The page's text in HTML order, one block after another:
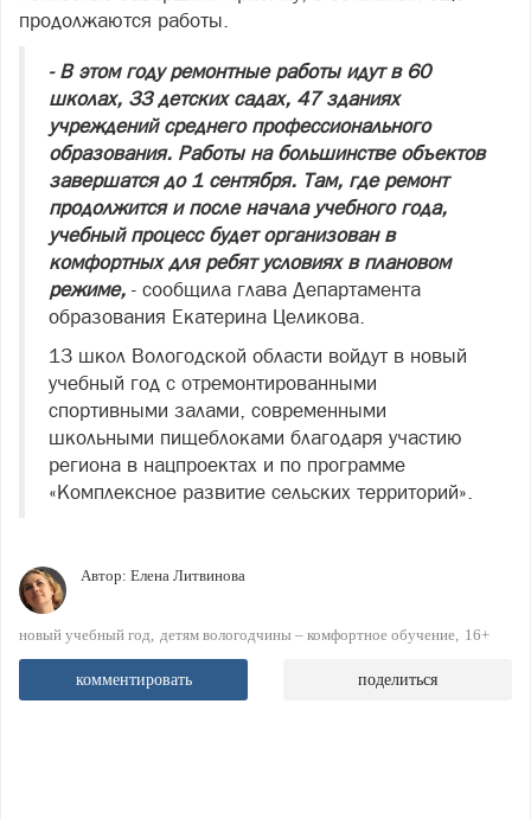
продолжаются работы.
- В этом году ремонтные работы идут в 60
школах, 33 детских садах, 47 зданиях
учреждений среднего профессионального
образования. Работы на большинстве объектов
завершатся до 1 сентября. Там, где ремонт
продолжится и после начала учебного года,
учебный процесс будет организован в
комфортных для ребят условиях в плановом
режиме, - сообщила глава Департамента
образования Екатерина Целикова.
13 школ Вологодской области войдут в новый
учебный год с отремонтированными
спортивными залами, современными
школьными пищеблоками благодаря участию
региона в нацпроектах и по программе
«Комплексное развитие сельских территорий».
Автор: Елена Литвинова
новый учебный год детям вологодчины – комфортное обучение 16+
комментировать поделиться